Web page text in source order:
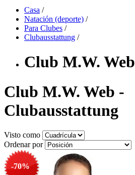
Casa /
Natación (deporte) /
Para Clubes /
Clubausstattung /
Club M.W. Web
Club M.W. Web -
Clubausstattung
Visto como
Ordenar por
-70%